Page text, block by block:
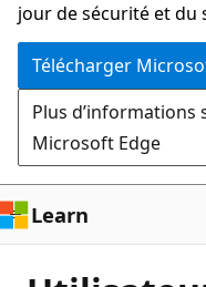
jour de sécurité et du
Télécharger
Plus
Microsoft Edge
Learn